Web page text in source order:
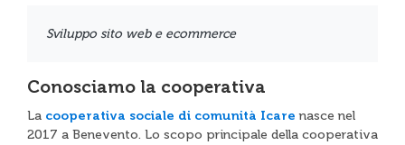
Sviluppo sito web e ecommerce
Conosciamo la cooperativa
La cooperativa sociale di comunità Icare nasce nel
2017 a Benevento. Lo scopo principale della cooperativa